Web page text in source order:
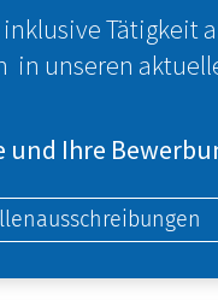
Tätigkeit
in unseren
und Ihre